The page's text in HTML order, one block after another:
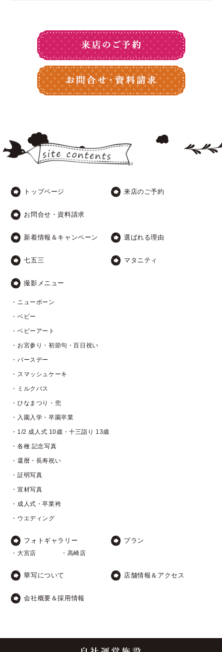
トップページ 来店のご予約
お問合せ・資料請求
新着情報＆キャンペーン 選ばれる理由
七五三 マタニティ
撮影メニュー
・ニューボーン
・ベビー
・ベビーアート
・お宮参り・初節句・百日祝い
・バースデー
・スマッシュケーキ
・ミルクバス
・ひなまつり・兜
・入園入学・卒園卒業
・1/2 成人式 10歳・十三詣り 13歳
・各種 記念写真
・還暦・長寿祝い
・証明写真
・宣材写真
・成人式・卒業袴
・ウエディング
フォトギャラリー
・大宮店 ・高崎店
プラン
華写について 店舗情報＆アクセス
会社概要＆採用情報